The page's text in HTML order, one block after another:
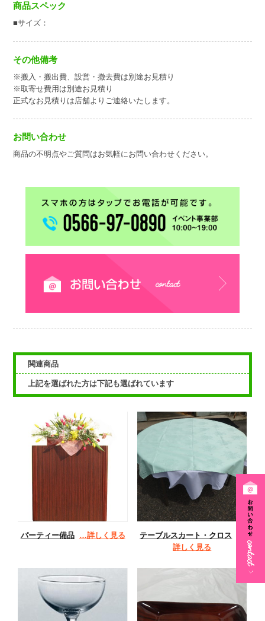
商品スペック
■サイズ：
その他備考
※搬入・搬出費、設営・撤去費は別途お見積り
※取寄せ費用は別途お見積り
正式なお見積りは店舗よりご連絡いたします。
お問い合わせ
商品の不明点やご質問はお気軽にお問い合わせください。
関連商品
上記を選ばれた方は下記も選ばれています
パーティー備品 …詳しく見る テーブルスカート・クロス
詳しく見る